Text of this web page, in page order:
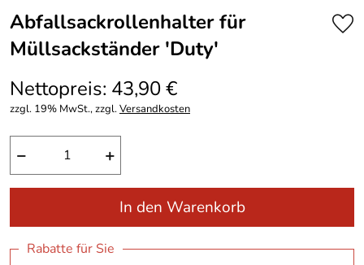
Abfallsackrollenhalter für
Müllsackständer ′Duty′
Nettopreis: 43,90 €
zzgl. 19% MwSt., zzgl.Versandkosten
− +
In den Warenkorb
Rabatte für Sie